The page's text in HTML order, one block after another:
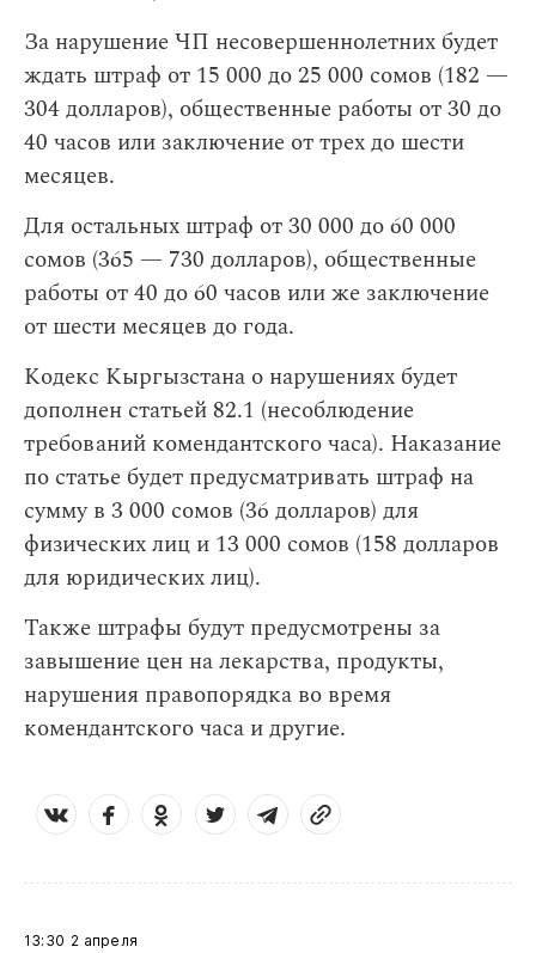
За нарушение ЧП несовершеннолетних будет
ждать штраф от 15 000 до 25 000 сомов (182 —
304 долларов), общественные работы от 30 до
40 часов или заключение от трех до шести
месяцев.
Для остальных штраф от 30 000 до 60 000
сомов (365 — 730 долларов), общественные
работы от 40 до 60 часов или же заключение
от шести месяцев до года.
Кодекс Кыргызстана о нарушениях будет
дополнен статьей 82.1 (несоблюдение
требований комендантского часа). Наказание
по статье будет предусматривать штраф на
сумму в 3 000 сомов (36 долларов) для
физических лиц и 13 000 сомов (158 долларов
для юридических лиц).
Также штрафы будут предусмотрены за
завышение цен на лекарства, продукты,
нарушения правопорядка во время
комендантского часа и другие.
13:30 2 апреля